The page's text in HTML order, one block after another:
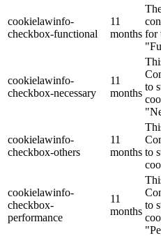
cookielawinfo-
checkbox-functional
11
months for
cookielawinfo-
checkbox-necessary
11
months
to
cookielawinfo-
checkbox-others
11
months to
cookielawinfo-
checkbox-
performance
11
months
to